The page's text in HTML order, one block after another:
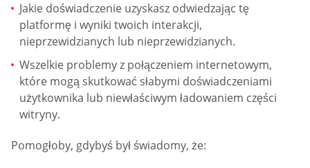
Jakie doświadczenie uzyskasz odwiedzając tę
platformę i wyniki twoich interakcji,
nieprzewidzianych lub nieprzewidzianych.
Wszelkie problemy z połączeniem internetowym,
które mogą skutkować słabymi doświadczeniami
użytkownika lub niewłaściwym ładowaniem części
witryny.
Pomogłoby, gdybyś był świadomy, że: